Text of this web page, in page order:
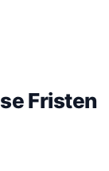
Fristen